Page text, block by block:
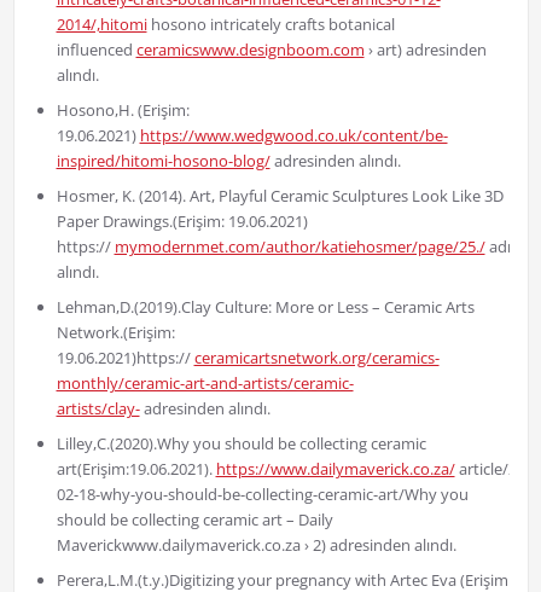
2014/,hitomihosono intricately crafts botanical
influenced ceramicswww.designboom.com › art) adresinden
alındı.
Hosono,H. (Erişim:
19.06.2021) https://www.wedgwood.co.uk/content/be-
inspired/hitomi-hosono-blog/adresinden alındı.
Hosmer, K. (2014). Art, Playful Ceramic Sculptures Look Like 3D
Paper Drawings.(Erişim: 19.06.2021)
https:// mymodernmet.com/author/katiehosmer/page/25./
alındı.
Lehman,D.(2019).Clay Culture: More or Less – Ceramic Arts
Network.(Erişim:
19.06.2021)https://ceramicartsnetwork.org/ceramics-
monthly/ceramic-art-and-artists/ceramic-
artists/clay-adresinden alındı.
Lilley,C.(2020).Why you should be collecting ceramic
art(Erişim:19.06.2021). https://www.dailymaverick.co.za/article/
02-18-why-you-should-be-collecting-ceramic-art/Why you
should be collecting ceramic art – Daily
Maverickwww.dailymaverick.co.za › 2) adresinden alındı.
Perera,L.M.(t.y.)Digitizing your pregnancy with Artec Eva (Erişim